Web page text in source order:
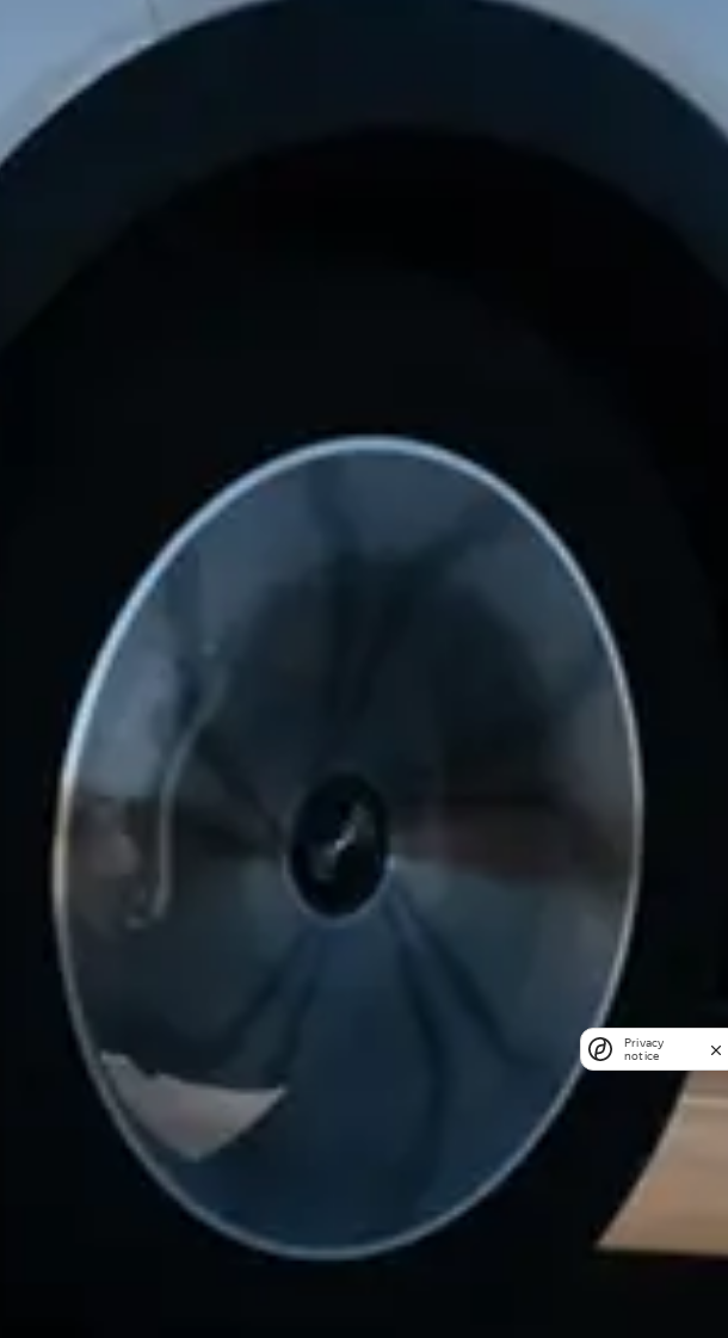
Privacy
notice